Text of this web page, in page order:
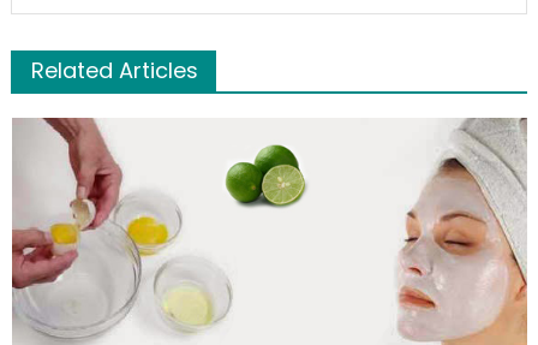
Related Articles